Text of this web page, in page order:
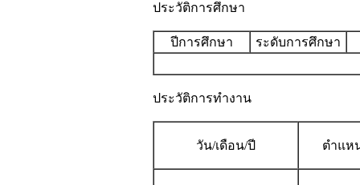
ประวัติการศึกษา
ปีการศึกษา ระดับการศึกษา
ประวัติการทำงาน
วัน/เดือน/ปี ตำแห